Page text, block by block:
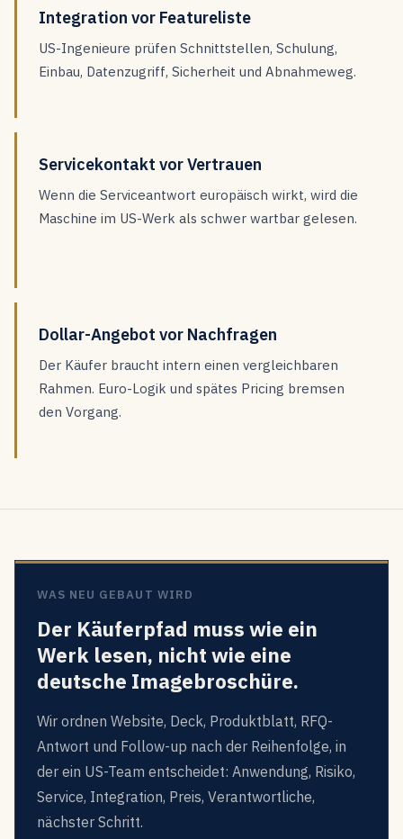
Integration vor Featureliste
US-Ingenieure prüfen Schnittstellen, Schulung,
Einbau, Datenzugriff, Sicherheit und Abnahmeweg.
Servicekontakt vor Vertrauen
Wenn die Serviceantwort europäisch wirkt, wird die
Maschine im US-Werk als schwer wartbar gelesen.
Dollar-Angebot vor Nachfragen
Der Käufer braucht intern einen vergleichbaren
Rahmen. Euro-Logik und spätes Pricing bremsen
den Vorgang.
WAS NEU GEBAUT WIRD
Der Käuferpfad muss wie ein
Werk lesen, nicht wie eine
deutsche Imagebroschüre.
Wir ordnen Website, Deck, Produktblatt, RFQ-
Antwort und Follow-up nach der Reihenfolge, in
der ein US-Team entscheidet: Anwendung, Risiko,
Service, Integration, Preis, Verantwortliche,
nächster Schritt.